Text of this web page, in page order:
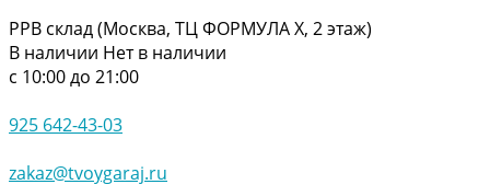
РРВ склад (Москва, ТЦ ФОРМУЛА Х, 2 этаж)
В наличии Нет в наличии
с 10:00 до 21:00
925 642-43-03
zakaz@tvoygaraj.ru